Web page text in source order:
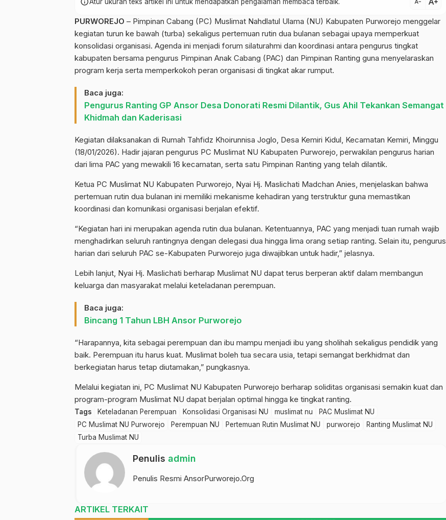
Atur ukuran teks artikel ini untuk mendapatkan pengalaman membaca terbaik. text_decrease
PURWOREJO – Pimpinan Cabang (PC) Muslimat Nahdlatul Ulama (NU) Kabupaten Purworejo menggelar
kegiatan turun ke bawah (turba) sekaligus pertemuan rutin dua bulanan sebagai upaya memperkuat
konsolidasi organisasi. Agenda ini menjadi forum silaturahmi dan koordinasi antara pengurus tingkat
kabupaten bersama pengurus Pimpinan Anak Cabang (PAC) dan Pimpinan Ranting guna menyelaraskan
program kerja serta memperkokoh peran organisasi di tingkat akar rumput.
Baca juga:
Pengurus Ranting GP Ansor Desa Donorati Resmi Dilantik, Gus Ahil Tekankan Semangat
Khidmah dan Kaderisasi
Kegiatan dilaksanakan di Rumah Tahfidz Khoirunnisa Joglo, Desa Kemiri Kidul, Kecamatan Kemiri, Minggu
(18/01/2026). Hadir jajaran pengurus PC Muslimat NU Kabupaten Purworejo, perwakilan pengurus harian
dari lima PAC yang mewakili 16 kecamatan, serta satu Pimpinan Ranting yang telah dilantik.
Ketua PC Muslimat NU Kabupaten Purworejo, Nyai Hj. Maslichati Madchan Anies, menjelaskan bahwa
pertemuan rutin dua bulanan ini memiliki mekanisme kehadiran yang terstruktur guna memastikan
koordinasi dan komunikasi organisasi berjalan efektif.
“Kegiatan hari ini merupakan agenda rutin dua bulanan. Ketentuannya, PAC yang menjadi tuan rumah wajib
menghadirkan seluruh rantingnya dengan delegasi dua hingga lima orang setiap ranting. Selain itu, pengurus
harian dari seluruh PAC se-Kabupaten Purworejo juga diwajibkan untuk hadir,” jelasnya.
Lebih lanjut, Nyai Hj. Maslichati berharap Muslimat NU dapat terus berperan aktif dalam membangun
keluarga dan masyarakat melalui keteladanan perempuan.
Baca juga:
Bincang 1 Tahun LBH Ansor Purworejo
“Harapannya, kita sebagai perempuan dan ibu mampu menjadi ibu yang sholihah sekaligus pendidik yang
baik. Perempuan itu harus kuat. Muslimat boleh tua secara usia, tetapi semangat berkhidmat dan
berkegiatan harus tetap diutamakan,” pungkasnya.
Melalui kegiatan ini, PC Muslimat NU Kabupaten Purworejo berharap soliditas organisasi semakin kuat dan
program-program Muslimat NU dapat berjalan optimal hingga ke tingkat ranting.
Tags Keteladanan Perempuan Konsolidasi Organisasi NU muslimat nu
PAC Muslimat NU
PC Muslimat NU Purworejo
Perempuan NU Pertemuan Rutin Muslimat NU purworejo
Ranting Muslimat NU
Turba Muslimat NU
Penulis admin
Penulis Resmi AnsorPurworejo.Org
ARTIKEL TERKAIT